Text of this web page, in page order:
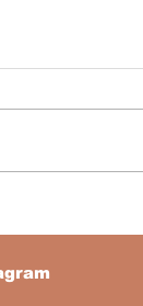
Sem
Remédios:
em Casa